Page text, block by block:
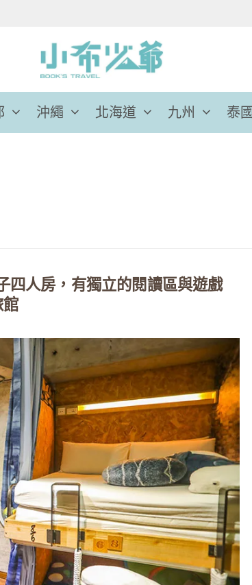
沖繩 北海道 九州 泰國
四人房，有獨立的閱讀區與遊戲
館